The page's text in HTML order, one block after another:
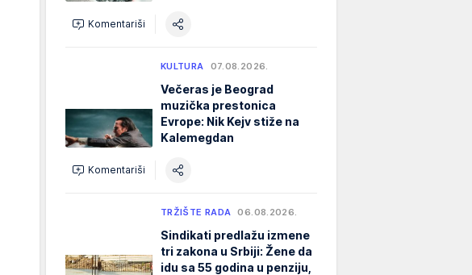
Komentariši
KULTURA 07.08.2026.
Večeras je Beograd
muzička prestonica
Evrope: Nik Kejv stiže na
Kalemegdan
Komentariši
TRŽIŠTE RADA 06.08.2026.
Sindikati predlažu izmene
tri zakona u Srbiji: Žene da
idu sa 55 godina u penziju,